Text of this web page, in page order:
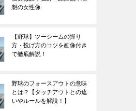
想の女性像
【野球】ツーシームの握り
方・投げ方のコツを画像付き
で徹底解説！
野球のフォースアウトの意味
とは？【タッチアウトとの違
いやルールを解説！】